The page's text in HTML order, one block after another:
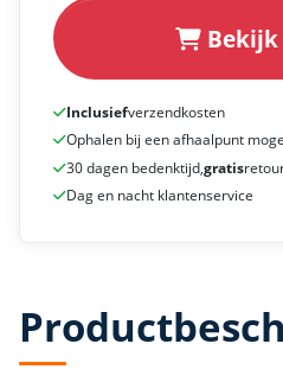
Bekijk
Inclusiefverzendkosten
Ophalen bij een afhaalpunt
30 dagen bedenktijd,gratis
Dag en nacht klantenservice